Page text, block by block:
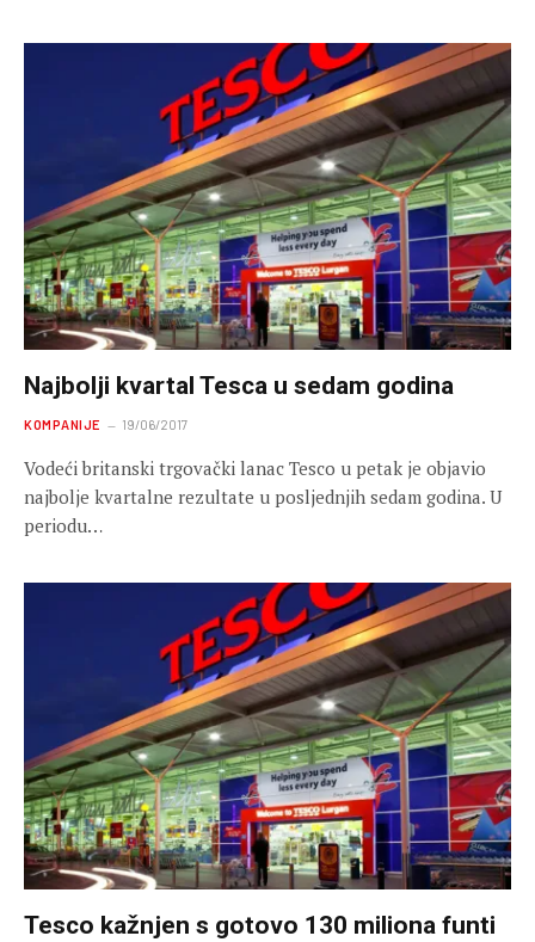
Najbolji kvartal Tesca u sedam godina
KOMPANIJE 19/06/2017
Vodeći britanski trgovački lanac Tesco u petak je objavio
najbolje kvartalne rezultate u posljednjih sedam godina. U
periodu…
Tesco kažnjen s gotovo 130 miliona funti